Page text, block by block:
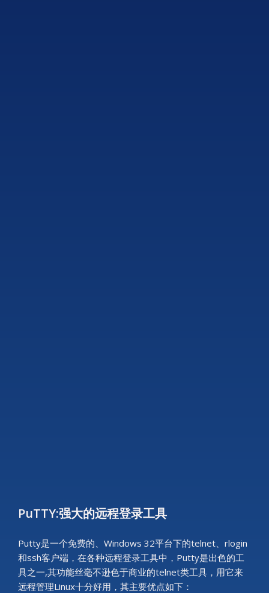
PuTTY:强大的远程登录工具
Putty是一个免费的、Windows 32平台下的telnet、rlogin
和ssh客户端，在各种远程登录工具中，Putty是出色的工
具之一,其功能丝毫不逊色于商业的telnet类工具，用它来
远程管理Linux十分好用，其主要优点如下：